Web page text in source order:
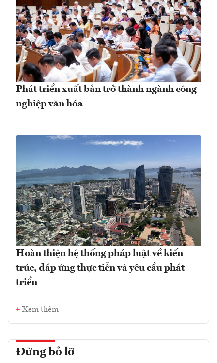
Phát triển xuất bản trở thành ngành công
nghiệp văn hóa
Hoàn thiện hệ thống pháp luật về kiến
trúc, đáp ứng thực tiễn và yêu cầu phát
triển
Xem thêm
Đừng bỏ lỡ